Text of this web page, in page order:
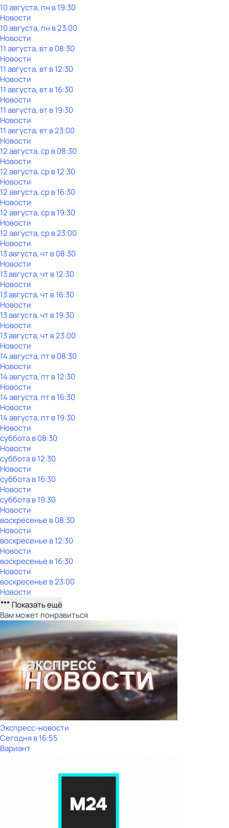
10 августа, пн в 19:30
Новости
10 августа, пн в 23:00
Новости
11 августа, вт в 08:30
Новости
11 августа, вт в 12:30
Новости
11 августа, вт в 16:30
Новости
11 августа, вт в 19:30
Новости
11 августа, вт в 23:00
Новости
12 августа, ср в 08:30
Новости
12 августа, ср в 12:30
Новости
12 августа, ср в 16:30
Новости
12 августа, ср в 19:30
Новости
12 августа, ср в 23:00
Новости
13 августа, чт в 08:30
Новости
13 августа, чт в 12:30
Новости
13 августа, чт в 16:30
Новости
13 августа, чт в 19:30
Новости
13 августа, чт в 23:00
Новости
14 августа, пт в 08:30
Новости
14 августа, пт в 12:30
Новости
14 августа, пт в 16:30
Новости
14 августа, пт в 19:30
Новости
субботав08:30
Новости
субботав12:30
Новости
субботав16:30
Новости
субботав19:30
Новости
воскресенье в08:30
Новости
воскресенье в12:30
Новости
воскресенье в16:30
Новости
воскресенье в23:00
Новости
Показать ещё
Вам может понравиться
Экспресс-новости
Сегодня в 16:55
Вариант